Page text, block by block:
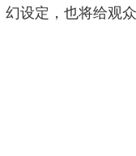
幻设定，也将给观